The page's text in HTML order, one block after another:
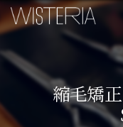
縮毛矯